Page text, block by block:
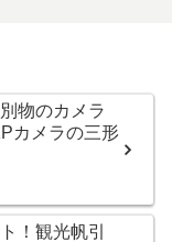
物のカメラ
カメラの三形
！観光帆引